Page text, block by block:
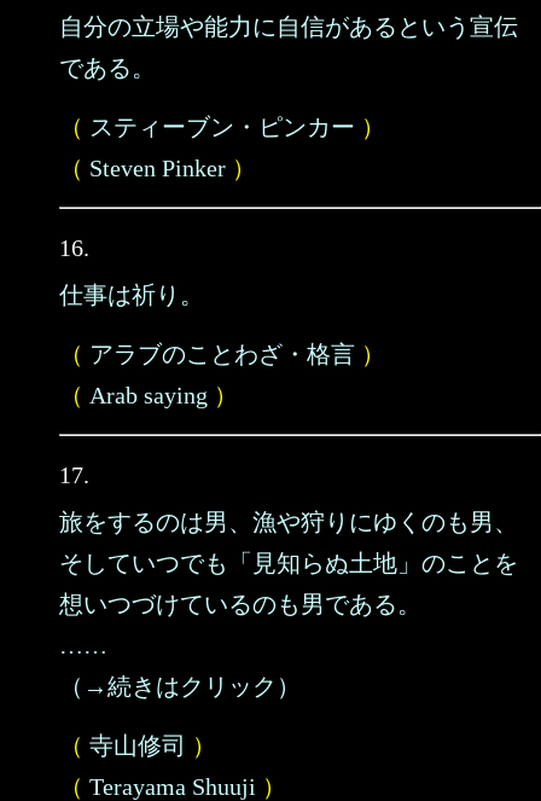
自分の立場や能力に自信があるという宣伝
である。
（ スティーブン・ピンカー ）
（ Steven Pinker ）
16.
仕事は祈り。
（ アラブのことわざ・格言 ）
（ Arab saying ）
17.
旅をするのは男、漁や狩りにゆくのも男、
そしていつでも「見知らぬ土地」のことを
想いつづけているのも男である。
……
（→続きはクリック）
（ 寺山修司 ）
（ Terayama Shuuji ）